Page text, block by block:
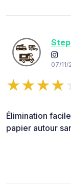
07/11/
Élimination
papier autour